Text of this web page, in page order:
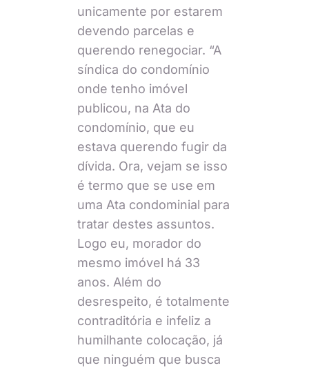
unicamente por estarem
devendo parcelas e
querendo renegociar. “A
síndica do condomínio
onde tenho imóvel
publicou, na Ata do
condomínio, que eu
estava querendo fugir da
dívida. Ora, vejam se isso
é termo que se use em
uma Ata condominial para
tratar destes assuntos.
Logo eu, morador do
mesmo imóvel há 33
anos. Além do
desrespeito, é totalmente
contraditória e infeliz a
humilhante colocação, já
que ninguém que busca